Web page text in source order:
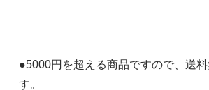
●5000円を超える商品ですので、送料
す。